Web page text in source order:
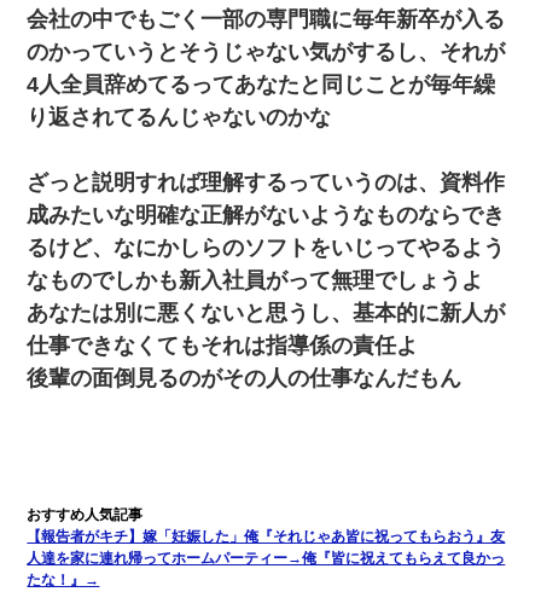
会社の中でもごく一部の専門職に毎年新卒が入る
のかっていうとそうじゃない気がするし、それが
4人全員辞めてるってあなたと同じことが毎年繰
り返されてるんじゃないのかな
ざっと説明すれば理解するっていうのは、資料作
成みたいな明確な正解がないようなものならでき
るけど、なにかしらのソフトをいじってやるよう
なものでしかも新入社員がって無理でしょうよ
あなたは別に悪くないと思うし、基本的に新人が
仕事できなくてもそれは指導係の責任よ
後輩の面倒見るのがその人の仕事なんだもん
【報告者がキチ】嫁「妊娠した」俺『それじゃあ皆に祝ってもらおう』友
人達を家に連れ帰ってホームパーティー→俺『皆に祝えてもらえて良かっ
たな！』→